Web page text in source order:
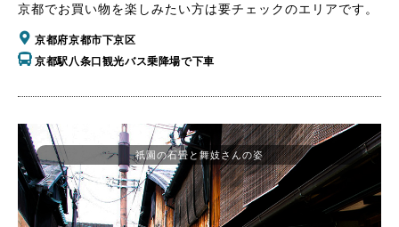
京都でお買い物を楽しみたい方は要チェックのエリアです。
京都府京都市下京区
京都駅八条口観光バス乗降場で下車
祇園の石畳と舞妓さんの姿